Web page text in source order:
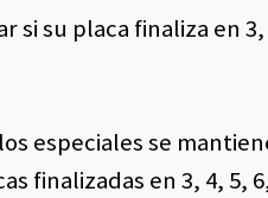
si su placa finaliza en 3,
especiales se
finalizadas en 3, 4, 5,